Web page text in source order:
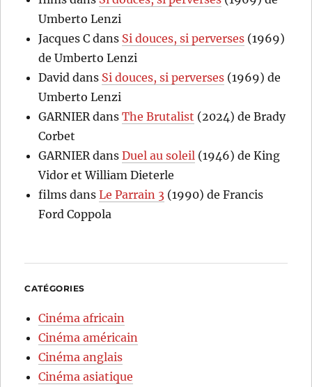
Umberto Lenzi
Jacques C dans Si douces, si perverses (1969)
de Umberto Lenzi
David dans Si douces, si perverses (1969) de
Umberto Lenzi
GARNIER dansThe Brutalist (2024) de Brady
Corbet
GARNIER dansDuel au soleil (1946) de King
Vidor et William Dieterle
films dansLe Parrain 3 (1990) de Francis
Ford Coppola
CATÉGORIES
Cinéma africain
Cinéma américain
Cinéma anglais
Cinéma asiatique